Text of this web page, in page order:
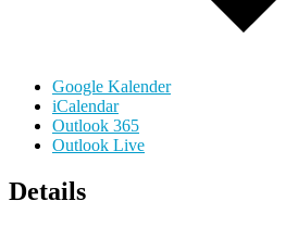
Google Kalender
iCalendar
Outlook 365
Outlook Live
Details